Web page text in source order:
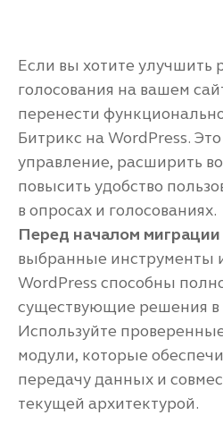
Если вы хотите улучшить
голосования на вашем
перенести
Битрикс на WordPress.
управление, расширить
повысить удобство
в опросах и голосованиях.
Перед началом миграции
выбранные инструменты
WordPress способны
существующие решения в
Используйте
модули, которые
передачу данных и
текущей архитектурой.